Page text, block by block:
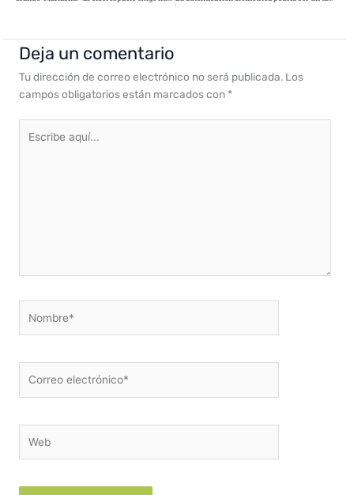
Deja un comentario
Tu dirección de correo electrónico no será publicada. Los
campos obligatorios están marcados con *
aquí...
electrónico*